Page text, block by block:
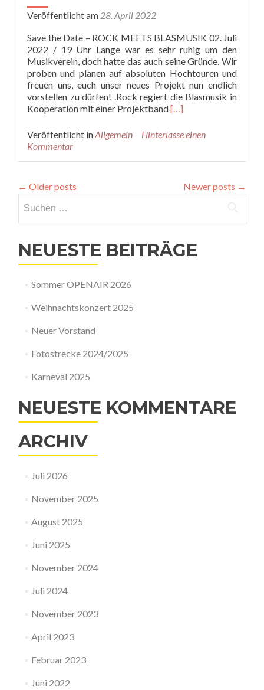
Veröffentlicht am 28. April 2022
Save the Date – ROCK MEETS BLASMUSIK 02. Juli
2022 / 19 Uhr Lange war es sehr ruhig um den
Musikverein, doch hatte das auch seine Gründe. Wir
proben und planen auf absoluten Hochtouren und
freuen uns, euch unser neues Projekt nun endlich
vorstellen zu dürfen! .Rock regiert die Blasmusik in
Kooperation mit einer ProjektbandRead
about
Steinebach!
[…]
Veröffentlicht inAllgemein
Hinterlasse einen
Kommentar
← Older posts Newer posts →
nach:
NEUESTE BEITRÄGE
Sommer OPENAIR 2026
Weihnachtskonzert 2025
Neuer Vorstand
Fotostrecke 2024/2025
Karneval 2025
NEUESTE KOMMENTARE
ARCHIV
Juli 2026
November 2025
August 2025
Juni 2025
November 2024
Juli 2024
November 2023
April 2023
Februar 2023
Juni 2022